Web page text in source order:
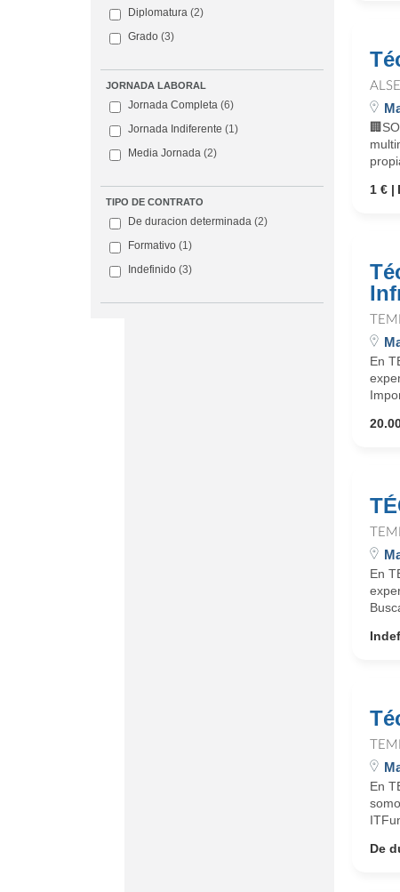
Diplomatura (2)
Grado (3)
JORNADA LABORAL
Jornada Completa (6)
Jornada Indiferente (1)
Media Jornada (2)
TIPO DE CONTRATO
De duracion determinada (2)
Formativo (1)
Indefinido (3)
1 €
En
En
En
De